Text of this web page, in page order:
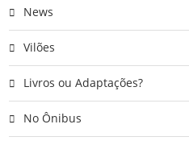
News
Vilões
Livros ou Adaptações?
No Ônibus